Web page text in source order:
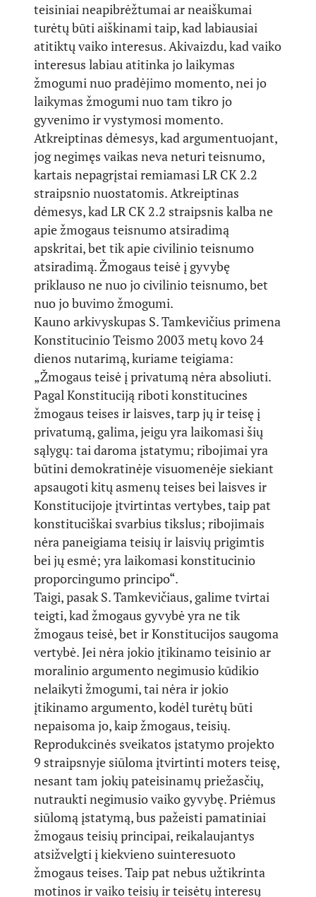
teisiniai neapibrėžtumai ar neaiškumai
turėtų būti aiškinami taip, kad labiausiai
atitiktų vaiko interesus. Akivaizdu, kad vaiko
interesus labiau atitinka jo laikymas
žmogumi nuo pradėjimo momento, nei jo
laikymas žmogumi nuo tam tikro jo
gyvenimo ir vystymosi momento.
Atkreiptinas dėmesys, kad argumentuojant,
jog negimęs vaikas neva neturi teisnumo,
kartais nepagrįstai remiamasi LR CK 2.2
straipsnio nuostatomis. Atkreiptinas
dėmesys, kad LR CK 2.2 straipsnis kalba ne
apie žmogaus teisnumo atsiradimą
apskritai, bet tik apie civilinio teisnumo
atsiradimą. Žmogaus teisė į gyvybę
priklauso ne nuo jo civilinio teisnumo, bet
nuo jo buvimo žmogumi.
Kauno arkivyskupas S. Tamkevičius primena
Konstitucinio Teismo 2003 metų kovo 24
dienos nutarimą, kuriame teigiama:
„Žmogaus teisė į privatumą nėra absoliuti.
Pagal Konstituciją riboti konstitucines
žmogaus teises ir laisves, tarp jų ir teisę į
privatumą, galima, jeigu yra laikomasi šių
sąlygų: tai daroma įstatymu; ribojimai yra
būtini demokratinėje visuomenėje siekiant
apsaugoti kitų asmenų teises bei laisves ir
Konstitucijoje įtvirtintas vertybes, taip pat
konstituciškai svarbius tikslus; ribojimais
nėra paneigiama teisių ir laisvių prigimtis
bei jų esmė; yra laikomasi konstitucinio
proporcingumo principo“.
Taigi, pasak S. Tamkevičiaus, galime tvirtai
teigti, kad žmogaus gyvybė yra ne tik
žmogaus teisė, bet ir Konstitucijos saugoma
vertybė. Jei nėra jokio įtikinamo teisinio ar
moralinio argumento negimusio kūdikio
nelaikyti žmogumi, tai nėra ir jokio
įtikinamo argumento, kodėl turėtų būti
nepaisoma jo, kaip žmogaus, teisių.
Reprodukcinės sveikatos įstatymo projekto
9 straipsnyje siūloma įtvirtinti moters teisę,
nesant tam jokių pateisinamų priežasčių,
nutraukti negimusio vaiko gyvybę. Priėmus
siūlomą įstatymą, bus pažeisti pamatiniai
žmogaus teisių principai, reikalaujantys
atsižvelgti į kiekvieno suinteresuoto
žmogaus teises. Taip pat nebus užtikrinta
motinos ir vaiko teisių ir teisėtų interesų